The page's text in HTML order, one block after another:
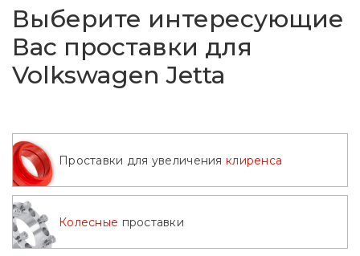
2001
2002 2003
2005
2006 2007
2013
2014 2015
2017
2018 2019
2020
2021
2022
Выберите интересующие
Вас проставки для
Volkswagen Jetta
Проставки для увеличения клиренса
Колесные проставки